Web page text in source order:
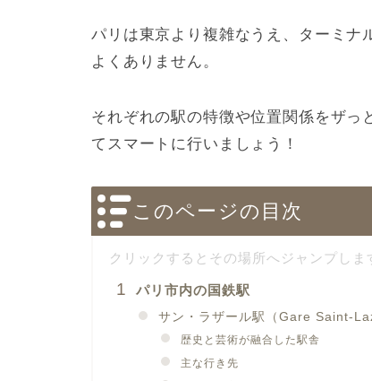
パリは東京より複雑なうえ、ターミナ
よくありません。
それぞれの駅の特徴や位置関係をザっ
てスマートに行いましょう！
このページの目次
パリ市内の国鉄駅
サン・ラザール駅（Gare Saint-
歴史と芸術が融合した駅舎
主な行き先